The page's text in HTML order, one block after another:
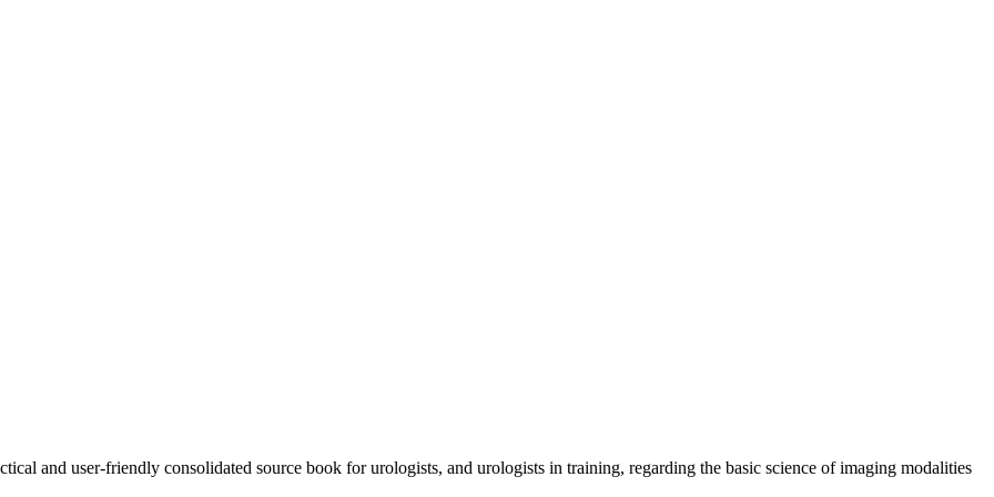
and user-friendly consolidated source book for urologists, and urologists in training, regarding the basic science of imaging modalities